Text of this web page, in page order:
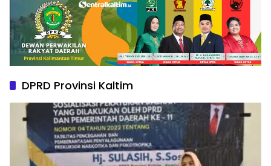
DPRD Provinsi Kaltim